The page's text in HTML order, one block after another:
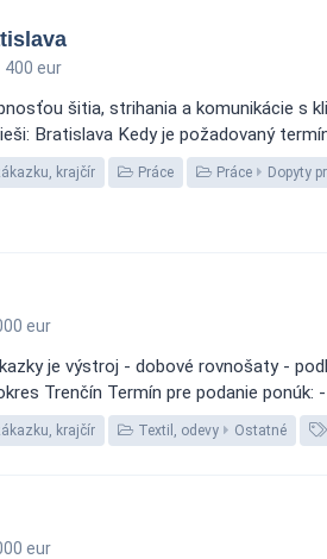
400 eur
šitia, strihania a komunikácie s
Bratislava Kedy je požadovaný
krajčír Práce Práce Dopyty
eur
je výstroj - dobové rovnošaty -
Trenčín Termín pre podanie ponúk:
krajčír Textil, odevy Ostatné
eur